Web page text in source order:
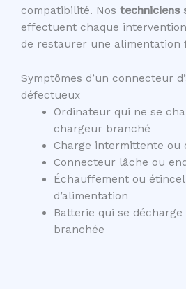
compatibilité. Nos techniciens
effectuent chaque
de restaurer une alimentation
Symptômes d’un connecteur
défectueux
Ordinateur qui ne se
chargeur branché
Charge intermittente ou
Connecteur lâche ou
Échauffement ou
d’alimentation
Batterie qui se
branchée